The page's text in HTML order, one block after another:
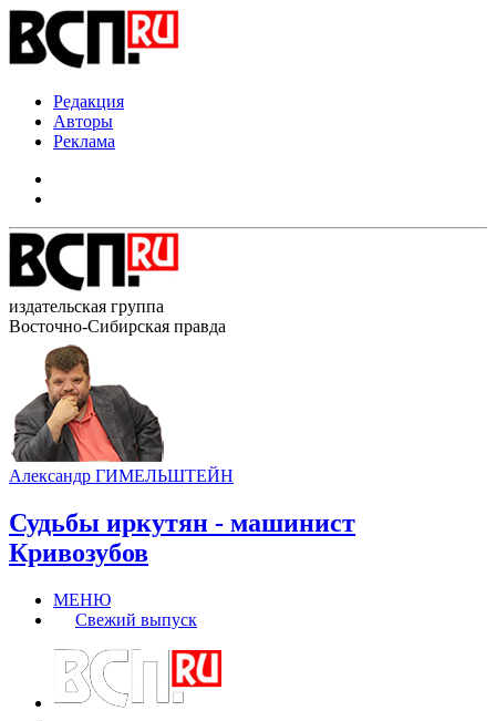
Редакция
Авторы
Реклама
издательская группа
Восточно-Сибирская правда
Александр ГИМЕЛЬШТЕЙН
Судьбы иркутян - машинист
Кривозубов
МЕНЮ
Свежий выпуск